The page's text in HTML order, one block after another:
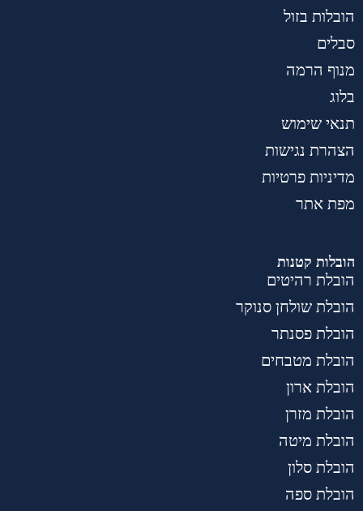
הובלות בזול
סבלים
מנוף הרמה
בלוג
תנאי שימוש
הצהרת נגישות
מדיניות פרטיות
מפת אתר
הובלות קטנות
הובלת רהיטים
הובלת שולחן סנוקר
הובלת פסנתר
הובלת מטבחים
הובלת ארון
הובלת מזרן
הובלת מיטה
הובלת סלון
הובלת ספה